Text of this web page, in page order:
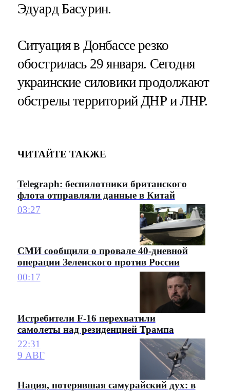
Эдуард Басурин.
Ситуация в Донбассе резко
обострилась 29 января. Сегодня
украинские силовики продолжают
обстрелы территорий ДНР и ЛНР.
ЧИТАЙТЕ ТАКЖЕ
Telegraph: беспилотники британского
флота отправляли данные в Китай
03:27
СМИ сообщили о провале 40-дневной
операции Зеленского против России
00:17
Истребители F-16 перехватили
самолеты над резиденцией Трампа
22:31
9 АВГ
Нация, потерявшая самурайский дух: в